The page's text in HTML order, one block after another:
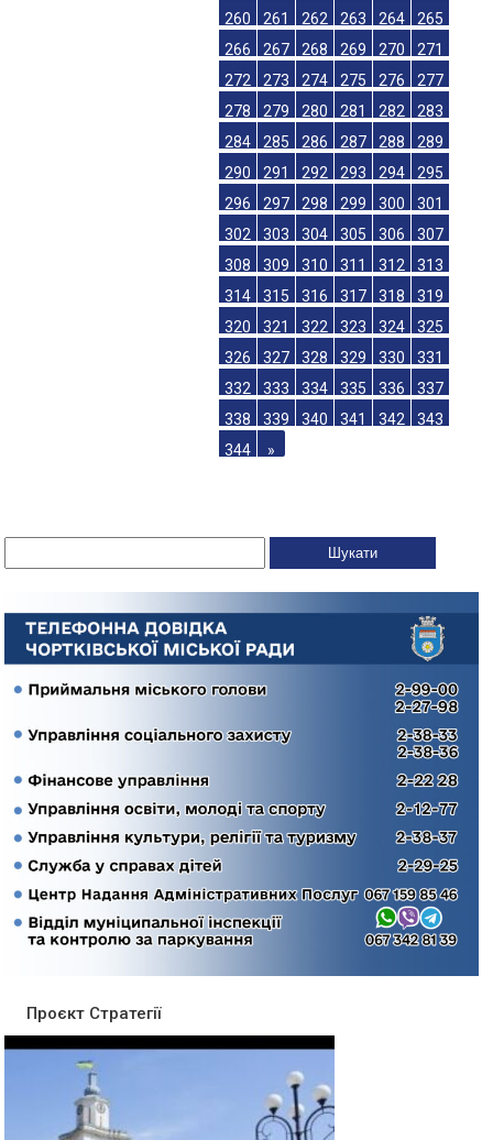
260
261 262 263 264
265
266
267 268 269 270
271
272
273 274 275 276
277
278
279 280 281 282
283
284
285 286 287 288
289
290
291 292 293 294
295
296
297 298 299 300
301
302
303 304 305 306
307
308
309 310 311 312
313
314
315 316 317 318
319
320
321 322 323 324
325
326
327 328 329 330
331
332
333 334 335 336
337
338
339 340 341 342
343
344
»
Проєкт Стратегії